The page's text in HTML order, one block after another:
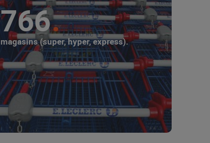
766
magasins (super, hyper, express).